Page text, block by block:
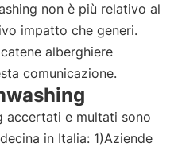
non è più relativo al
impatto che generi.
alberghiere
comunicazione.
accertati e multati sono
in Italia: 1)Aziende